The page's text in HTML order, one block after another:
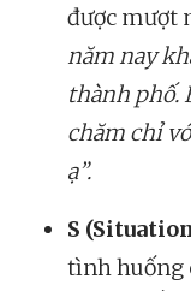
được mượt
năm nay
thành phố.
chăm chỉ
ạ”.
S
tình huống